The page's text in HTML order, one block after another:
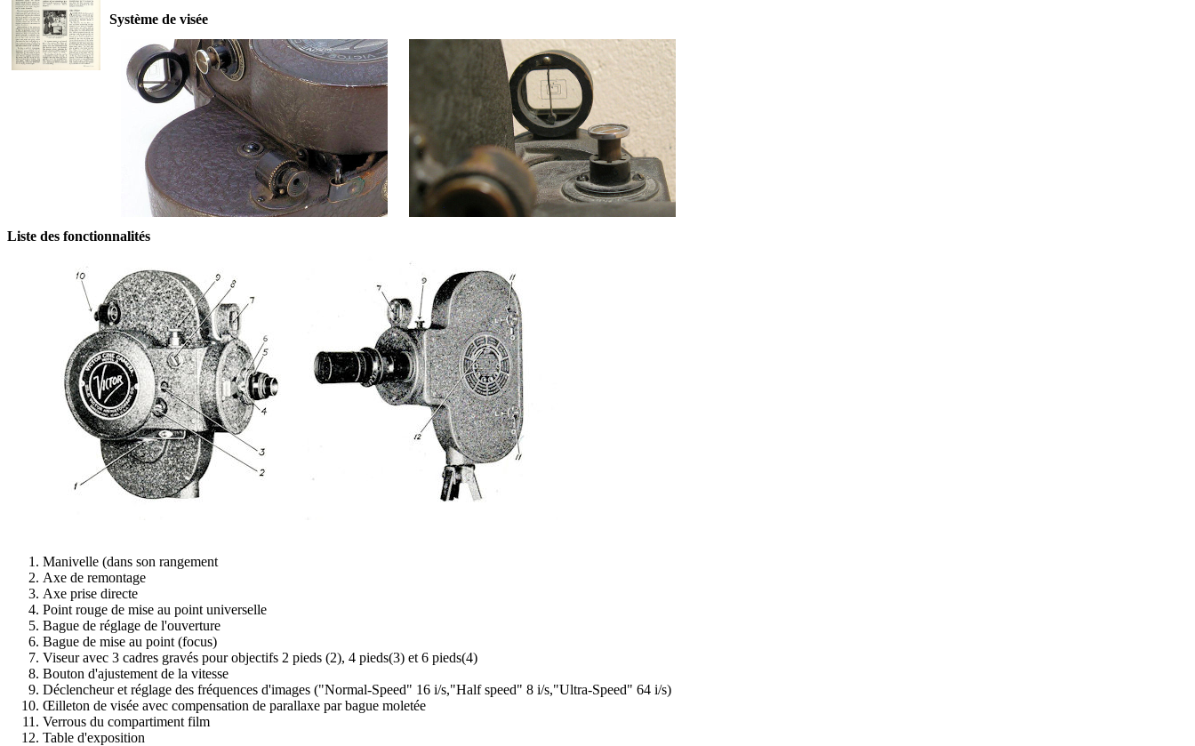
Système de visée
Liste des fonctionnalités
Manivelle (dans son rangement
Axe de remontage
Axe prise directe
Point rouge de mise au point universelle
Bague de réglage de l'ouverture
Bague de mise au point (focus)
Viseur avec 3 cadres gravés pour objectifs 2 pieds (2), 4 pieds(3) et 6 pieds(4)
Bouton d'ajustement de la vitesse
Déclencheur et réglage des fréquences d'images ("Normal-Speed" 16 i/s,"Half speed" 8 i/s,"Ultra-Speed" 64 i/s)
Œilleton de visée avec compensation de parallaxe par bague moletée
Verrous du compartiment film
Table d'exposition